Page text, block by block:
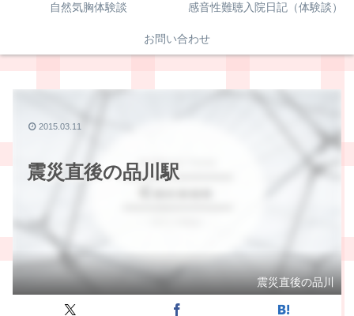
自然気胸体験談 感音性難聴入院日記（体験談）
お問い合わせ
震災直後の品川駅
震災直後の品川
2015.03.11